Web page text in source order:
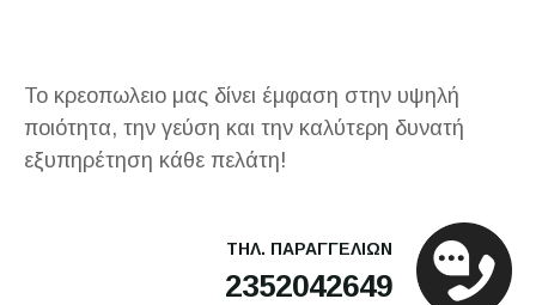
Το κρεοπωλειο μας δίνει έμφαση στην υψηλή
ποιότητα, την γεύση και την καλύτερη δυνατή
εξυπηρέτηση κάθε πελάτη!
ΤΗΛ. ΠΑΡΑΓΓΕΛΙΩΝ
2352042649